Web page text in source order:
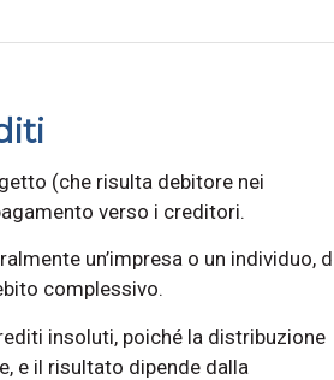
(che risulta debitore nei
verso i creditori.
un’impresa o un individuo,
complessivo.
insoluti, poiché la distribuzione
e il risultato dipende dalla